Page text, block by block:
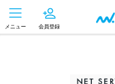
メニュー 会員登録